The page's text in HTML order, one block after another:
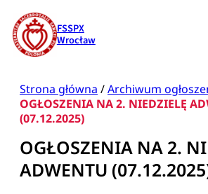
Przejdź
do
treści
FSSPX
Wrocław
Strona główna/Archiwum
OGŁOSZENIA NA 2. NIEDZIELĘ
(07.12.2025)
OGŁOSZENIA NA 2.
ADWENTU